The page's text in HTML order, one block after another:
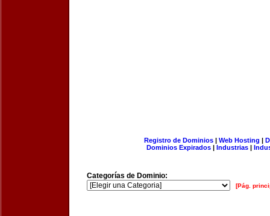
Registro de Dominios| Web Hosting |
Dominios Expirados | Industrias |
Categorías de Dominio:
[Pág.